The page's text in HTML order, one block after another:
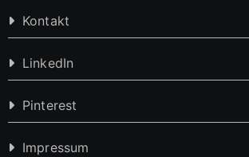
Kontakt
LinkedIn
Pinterest
Impressum